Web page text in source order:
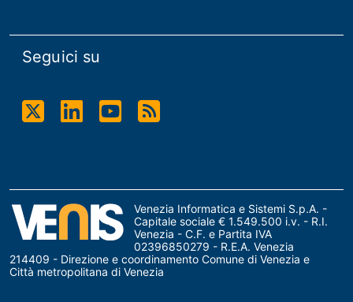
Seguici su
TwitterLinkdinYoutube
Venezia Informatica e Sistemi S.p.A. -
Capitale sociale € 1.549.500 i.v. - R.I.
Venezia - C.F. e Partita IVA
02396850279 - R.E.A. Venezia
214409 - Direzione e coordinamento Comune di Venezia e
Città metropolitana di Venezia